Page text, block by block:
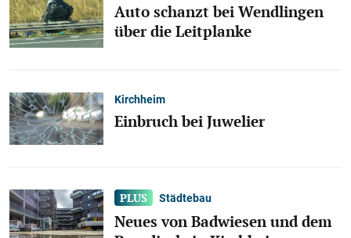
Auto schanzt bei Wendlingen
über die Leitplanke
Kirchheim
Einbruch bei Juwelier
Städtebau
Neues von Badwiesen und dem